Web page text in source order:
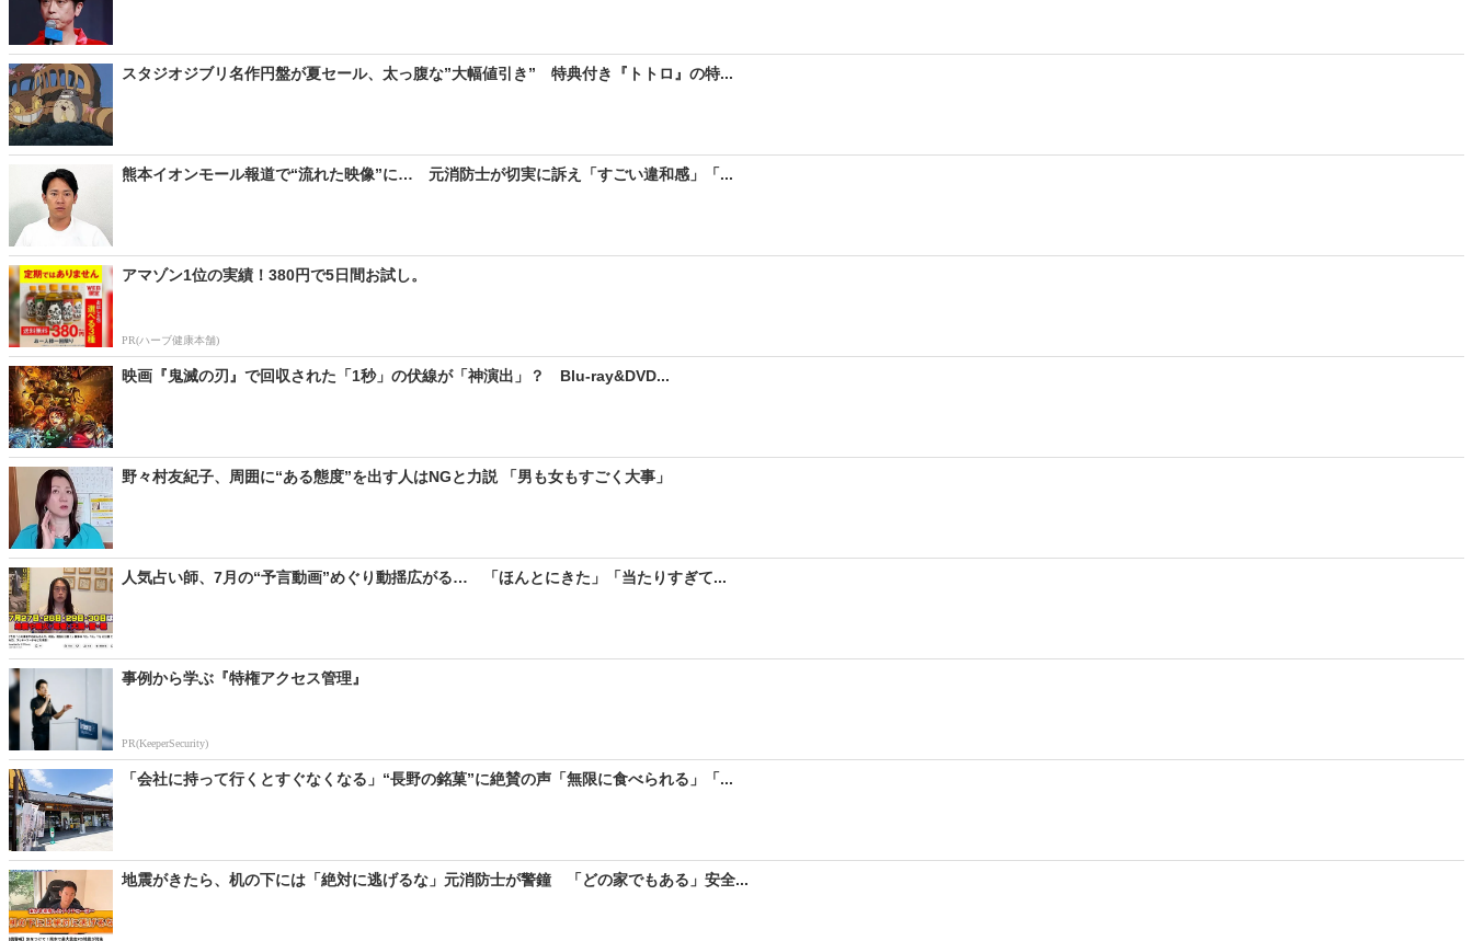
スタジオジブリ名作円盤が夏セール、太っ腹な”大幅値引き” 特典付き『トトロ』の特...
熊本イオンモール報道で“流れた映像”に… 元消防士が切実に訴え「すごい違和感」「...
アマゾン1位の実績！380円で5日間お試し。
PR(ハーブ健康本舗)
映画『鬼滅の刃』で回収された「1秒」の伏線が「神演出」？ Blu-ray&DVD...
野々村友紀子、周囲に“ある態度”を出す人はNGと力説 「男も女もすごく大事」
人気占い師、7月の“予言動画”めぐり動揺広がる… 「ほんとにきた」「当たりすぎて...
事例から学ぶ『特権アクセス管理』
PR(KeeperSecurity)
「会社に持って行くとすぐなくなる」“長野の銘菓”に絶賛の声「無限に食べられる」「...
地震がきたら、机の下には「絶対に逃げるな」元消防士が警鐘 「どの家でもある」安全...